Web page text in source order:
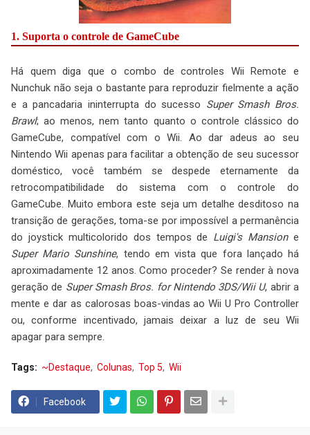
1. Suporta o controle de GameCube
Há quem diga que o combo de controles Wii Remote e
Nunchuk não seja o bastante para reproduzir fielmente a ação
e a pancadaria ininterrupta do sucesso Super Smash Bros.
Brawl; ao menos, nem tanto quanto o controle clássico do
GameCube, compatível com o Wii. Ao dar adeus ao seu
Nintendo Wii apenas para facilitar a obtenção de seu sucessor
doméstico, você também se despede eternamente da
retrocompatibilidade do sistema com o controle do
GameCube. Muito embora este seja um detalhe desditoso na
transição de gerações, toma-se por impossível a permanência
do joystick multicolorido dos tempos de Luigi's Mansione
Super Mario Sunshine, tendo em vista que fora lançado há
aproximadamente 12 anos. Como proceder? Se render à nova
geração de Super Smash Bros. for Nintendo 3DS/Wii U, abrir a
mente e dar as calorosas boas-vindas ao Wii U Pro Controller
ou, conforme incentivado, jamais deixar a luz de seu Wii
apagar para sempre.
Tags: ~Destaque Colunas Top 5 Wii
Facebook